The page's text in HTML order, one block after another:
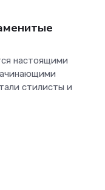
настоящими
стилисты и